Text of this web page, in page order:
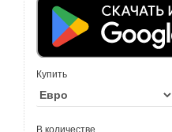
Купить
В количестве